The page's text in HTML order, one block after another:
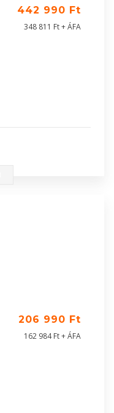
442 990 Ft
348 811 Ft + ÁFA
206 990 Ft
162 984 Ft + ÁFA